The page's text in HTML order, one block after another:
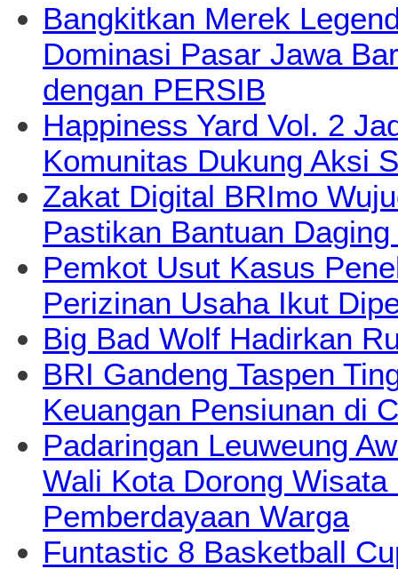
Bangkitkan Merek
Dominasi Pasar Jawa
dengan PERSIB
Happiness Yard Vol. 2
Komunitas Dukung Aksi
Zakat Digital BRImo
Pastikan Bantuan
Pemkot Usut Kasus
Perizinan Usaha Ikut
Big Bad Wolf Hadirkan
BRI Gandeng Taspen
Keuangan Pensiunan di
Padaringan Leuweung
Wali Kota Dorong
Pemberdayaan Warga
Funtastic 8 Basketball